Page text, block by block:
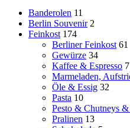
Banderolen 11
Berlin Souvenir 2
Feinkost 174
Berliner Feinkost 61
Gewürze 34
Kaffee & Espresso 7
Marmeladen,
Öle & Essig 32
Pasta 10
Pesto & Chutneys
Pralinen 13